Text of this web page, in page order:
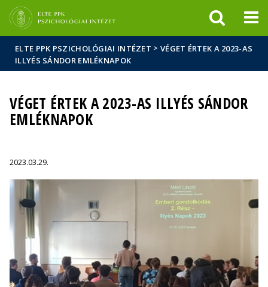
sajtóban
ELTE PPK PSZICHOLÓGIAI INTÉZET > VÉGET ÉRTEK A 2023-AS
ILLYÉS SÁNDOR EMLÉKNAPOK
VÉGET ÉRTEK A 2023-AS ILLYÉS SÁNDOR
EMLÉKNAPOK
2023.03.29.